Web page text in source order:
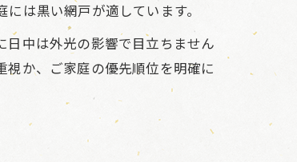
は黒い網戸が適しています。
中は外光の影響で目立ちません
か、ご家庭の優先順位を明確に